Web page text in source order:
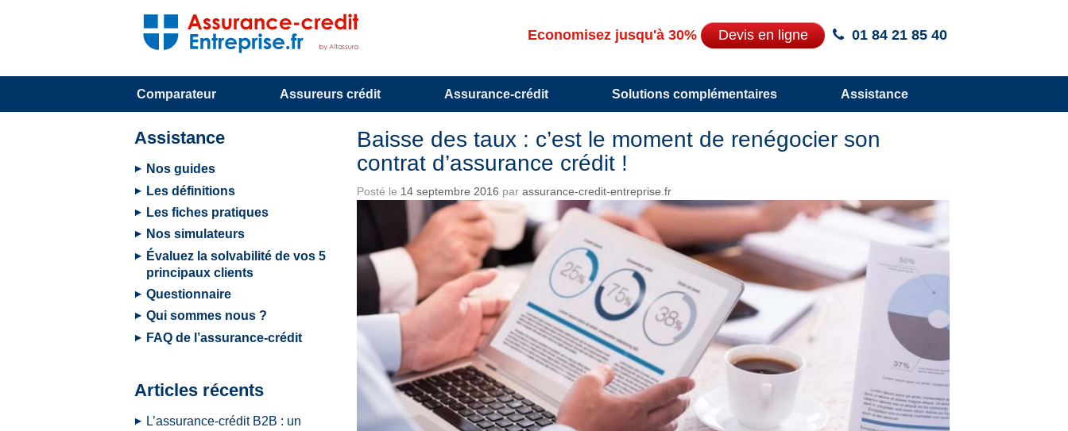
Economisez jusqu'à 30% Devis en ligne 01 84 21 85 40
Comparateur Assureurs crédit Assurance-crédit Solutions complémentaires Assistance
Baisse des taux : c’est le moment de renégocier son
contrat d’assurance crédit !
Posté le 14 septembre 2016 par assurance-credit-entreprise.fr
Assistance
Nos guides
Les définitions
Les fiches pratiques
Nos simulateurs
Évaluez la solvabilité de vos 5
principaux clients
Questionnaire
Qui sommes nous ?
FAQ de l’assurance-crédit
Articles récents
L’assurance-crédit B2B : un